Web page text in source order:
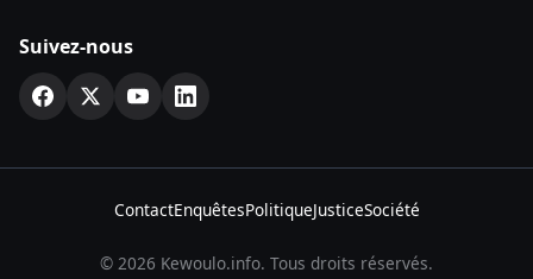
Suivez-nous
ContactEnquêtesPolitiqueJusticeSociété
© 2026 Kewoulo.info. Tous droits réservés.